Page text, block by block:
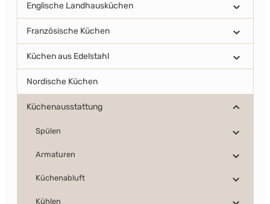
Englische Landhausküchen
Französische Küchen
Küchen aus Edelstahl
Nordische Küchen
Küchenausstattung
Spülen
Armaturen
Küchenabluft
Kühlen